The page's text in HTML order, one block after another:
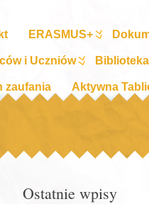
ERASMUS+
i Uczniów Biblioteka
zaufania Aktywna
Ostatnie wpisy